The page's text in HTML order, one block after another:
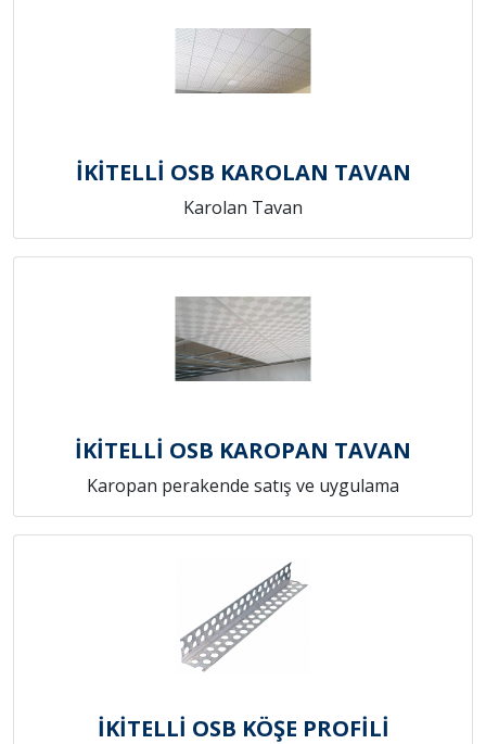
İKİTELLİ OSB KAROLAN TAVAN
Karolan Tavan
İKİTELLİ OSB KAROPAN TAVAN
Karopan perakende satış ve uygulama
İKİTELLİ OSB KÖŞE PROFİLİ